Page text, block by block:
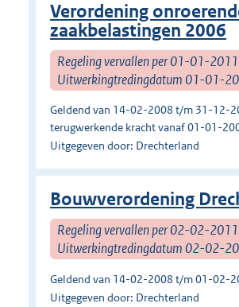
Verordening
zaakbelastingen 2006
Regeling vervallen per 01-01-2011
Uitwerkingtredingdatum 01-01-
Geldend van 14-02-2008 t/m 31-12-
terugwerkende kracht vanaf 01-01-
Uitgegeven door: Drechterland
Bouwverordening
Regeling vervallen per 02-02-2011
Uitwerkingtredingdatum 02-02-
Geldend van 14-02-2008 t/m 01-02-
Uitgegeven door: Drechterland